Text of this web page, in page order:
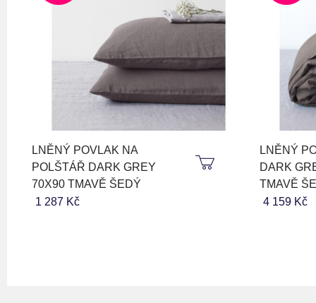
LNĚNÝ POVLAK NA
POLŠTÁŘ DARK GREY
70X90 TMAVĚ ŠEDÝ
1 287 Kč
LNĚNÝ
DARK
TMAVĚ
4 159 Kč